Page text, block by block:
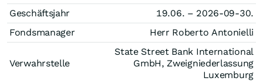
Geschäftsjahr
19.06. – 2026-09-30.
Fondsmanager
Herr Roberto Antonielli
Verwahrstelle
State Street Bank International
GmbH, Zweigniederlassung
Luxemburg